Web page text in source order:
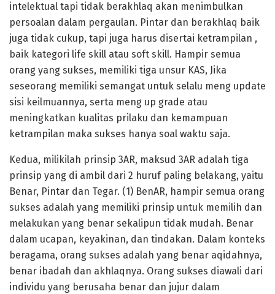
intelektual tapi tidak berakhlaq akan menimbulkan
persoalan dalam pergaulan. Pintar dan berakhlaq baik
juga tidak cukup, tapi juga harus disertai ketrampilan ,
baik kategori life skill atau soft skill. Hampir semua
orang yang sukses, memiliki tiga unsur KAS, Jika
seseorang memiliki semangat untuk selalu meng update
sisi keilmuannya, serta meng up grade atau
meningkatkan kualitas prilaku dan kemampuan
ketrampilan maka sukses hanya soal waktu saja.
Kedua, milikilah prinsip 3AR, maksud 3AR adalah tiga
prinsip yang di ambil dari 2 huruf paling belakang, yaitu
Benar, Pintar dan Tegar. (1) BenAR, hampir semua orang
sukses adalah yang memiliki prinsip untuk memilih dan
melakukan yang benar sekalipun tidak mudah. Benar
dalam ucapan, keyakinan, dan tindakan. Dalam konteks
beragama, orang sukses adalah yang benar aqidahnya,
benar ibadah dan akhlaqnya. Orang sukses diawali dari
individu yang berusaha benar dan jujur dalam